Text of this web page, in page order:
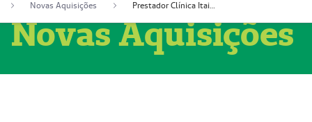
Novas Aquisições
Prestador Clínica Itaipú Ltda (51004348-2)
Novas Aquisições